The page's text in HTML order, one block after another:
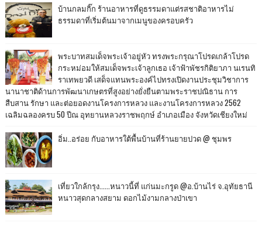
บ้านกลมกิ๊ก ร้านอาหารที่ดูธรรมดาแต่รสชาติอาหารไม่
ธรรมดาที่เริ่มต้นมาจากเมนูของครอบครัว
พระบาทสมเด็จพระเจ้าอยู่หัว ทรงพระกรุณาโปรดเกล้าโปรด
กระหม่อมให้สมเด็จพระเจ้าลูกเธอ เจ้าฟ้าพัชรกิติยาภา นเรนทิ
ราเทพยวดี เสด็จแทนพระองค์ไปทรงเปิดงานประชุมวิชาการ
นานาชาติด้านการพัฒนาเกษตรที่สูงอย่างยั่งยืนตามพระราชปณิธาน การ
สืบสาน รักษา และต่อยอดงานโครงการหลวง และงานโครงการหลวง 2562
เฉลิมฉลองครบ 50 ปีณ อุทยานหลวงราชพฤกษ์ อำเภอเมือง จังหวัดเชียงใหม่
อิ่ม..อร่อย กับอาหารใต้พื้นบ้านที่ร้านยายปวด @ ชุมพร
เที่ยวใกล้กรุง......หนาวนี้ที่ แก่นมะกรูด @อ.บ้านไร่ จ.อุทัยธานี
หนาวสุดกลางสยาม ดอกไม้งามกลางป่าเขา